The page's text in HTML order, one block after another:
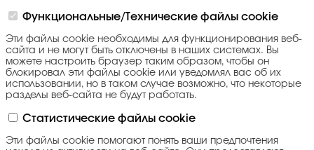
Функциональные/Технические файлы cookie
Эти файлы cookie необходимы для функционирования веб-
сайта и не могут быть отключены в наших системах. Вы
можете настроить браузер таким образом, чтобы он
блокировал эти файлы cookie или уведомлял вас об их
использовании, но в таком случае возможно, что некоторые
разделы веб-сайта не будут работать.
Статистические файлы cookie
Эти файлы cookie помогают понять ваши предпочтения